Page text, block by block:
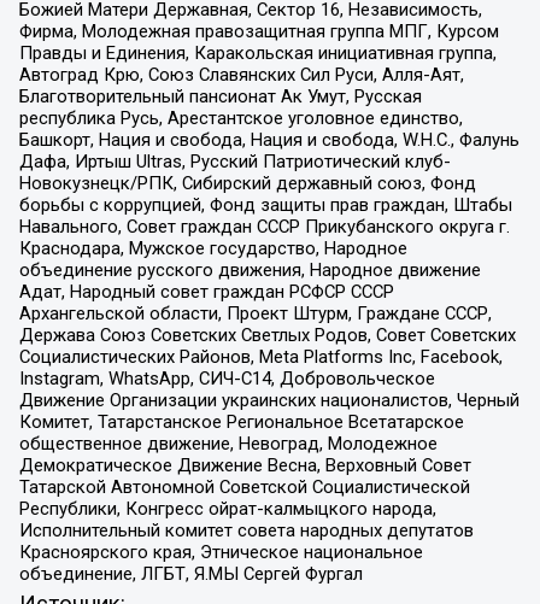
Божией Матери Державная, Сектор 16, Независимость,
Фирма, Молодежная правозащитная группа МПГ, Курсом
Правды и Единения, Каракольская инициативная группа,
Автоград Крю, Союз Славянских Сил Руси, Алля-Аят,
Благотворительный пансионат Ак Умут, Русская
республика Русь, Арестантское уголовное единство,
Башкорт, Нация и свобода, Нация и свобода, W.H.С., Фалунь
Дафа, Иртыш Ultras, Русский Патриотический клуб-
Новокузнецк/РПК, Сибирский державный союз, Фонд
борьбы с коррупцией, Фонд защиты прав граждан, Штабы
Навального, Совет граждан СССР Прикубанского округа г.
Краснодара, Мужское государство, Народное
объединение русского движения, Народное движение
Адат, Народный совет граждан РСФСР СССР
Архангельской области, Проект Штурм, Граждане СССР,
Держава Союз Советских Светлых Родов, Совет Советских
Социалистических Районов, Meta Platforms Inc, Facebook,
Instagram, WhatsApp, СИЧ-С14, Добровольческое
Движение Организации украинских националистов, Черный
Комитет, Татарстанское Региональное Всетатарское
общественное движение, Невоград, Молодежное
Демократическое Движение Весна, Верховный Совет
Татарской Автономной Советской Социалистической
Республики, Конгресс ойрат-калмыцкого народа,
Исполнительный комитет совета народных депутатов
Красноярского края, Этническое национальное
объединение, ЛГБТ, Я.МЫ Сергей Фургал